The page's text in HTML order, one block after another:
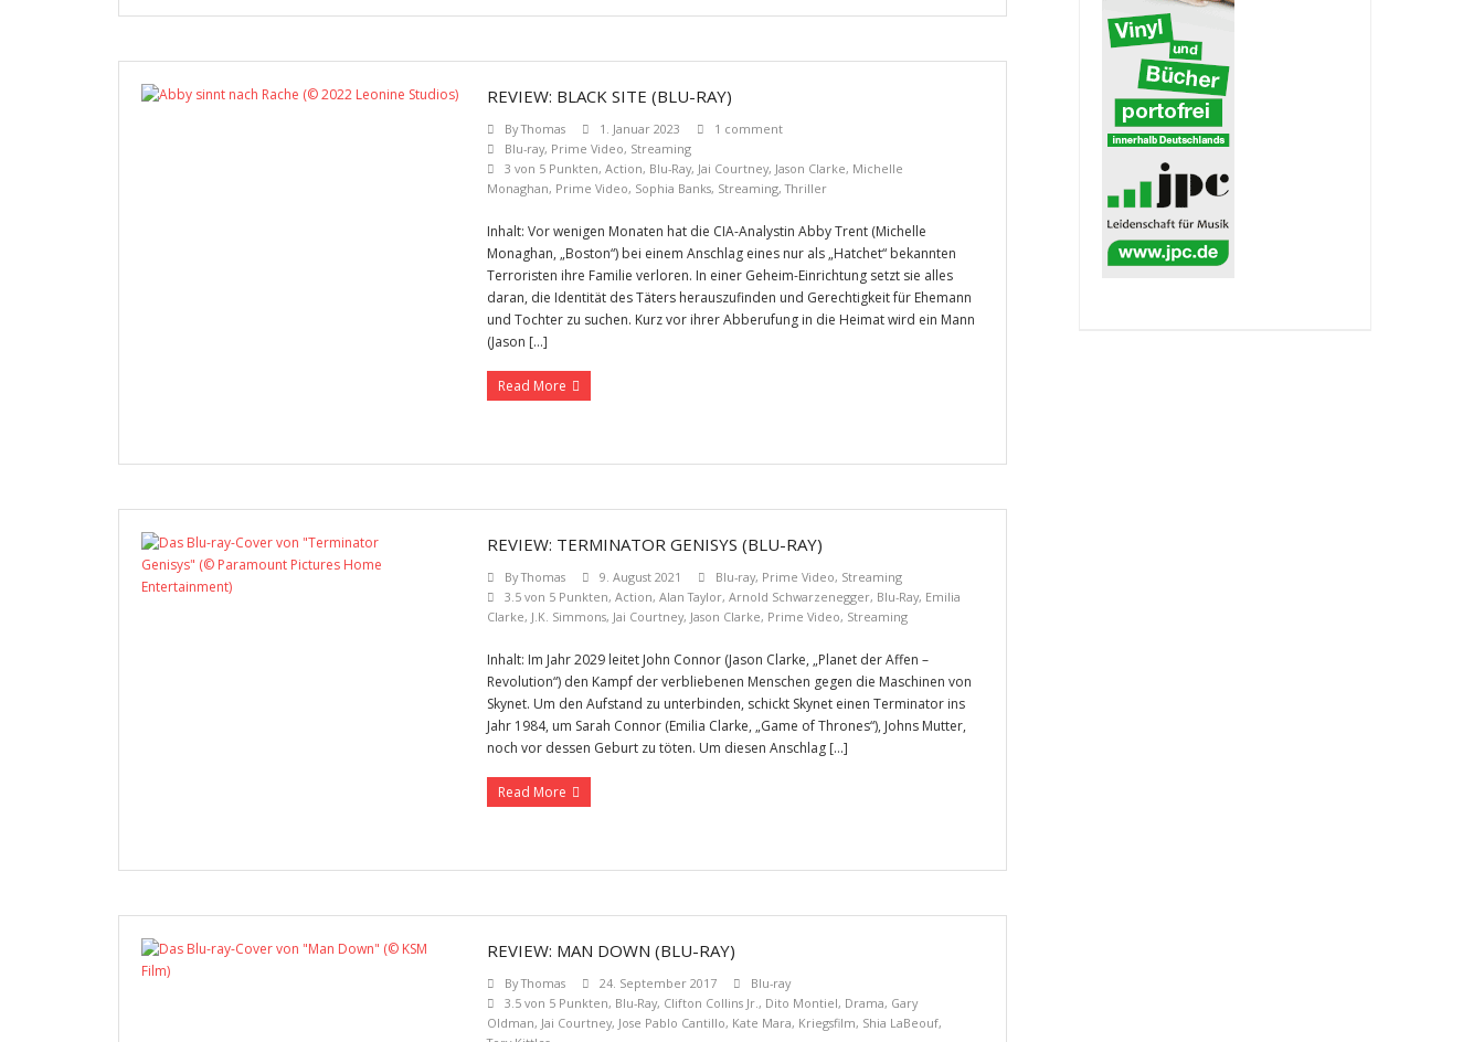
REVIEW: BLACK SITE (BLU-RAY)
ByThomas 1. Januar 2023
1 comment
Blu-ray, Prime Video, Streaming
3 von 5 Punkten,Action, Blu-Ray, Jai Courtney, Jason Clarke, Michelle
Monaghan, Prime Video, Sophia Banks, Streaming,Thriller
Inhalt: Vor wenigen Monaten hat die CIA-Analystin Abby Trent (Michelle
Monaghan, „Boston“) bei einem Anschlag eines nur als „Hatchet“ bekannten
Terroristen ihre Familie verloren. In einer Geheim-Einrichtung setzt sie alles
daran, die Identität des Täters herauszufinden und Gerechtigkeit für Ehemann
und Tochter zu suchen. Kurz vor ihrer Abberufung in die Heimat wird ein Mann
(Jason […]
Read More
REVIEW: TERMINATOR GENISYS (BLU-RAY)
ByThomas 9. August 2021 Blu-ray, Prime Video, Streaming
3.5 von 5 Punkten,Action,Alan Taylor,Arnold Schwarzenegger, Blu-Ray, Emilia
Clarke, J.K. Simmons, Jai Courtney, Jason Clarke, Prime Video, Streaming
Inhalt: Im Jahr 2029 leitet John Connor (Jason Clarke, „Planet der Affen –
Revolution“) den Kampf der verbliebenen Menschen gegen die Maschinen von
Skynet. Um den Aufstand zu unterbinden, schickt Skynet einen Terminator ins
Jahr 1984, um Sarah Connor (Emilia Clarke, „Game of Thrones“), Johns Mutter,
noch vor dessen Geburt zu töten. Um diesen Anschlag […]
Read More
REVIEW: MAN DOWN (BLU-RAY)
ByThomas 24. September 2017
Blu-ray
3.5 von 5 Punkten, Blu-Ray, Clifton Collins Jr., Dito Montiel, Drama, Gary
Oldman, Jai Courtney, Jose Pablo Cantillo, Kate Mara, Kriegsfilm, Shia LaBeouf,